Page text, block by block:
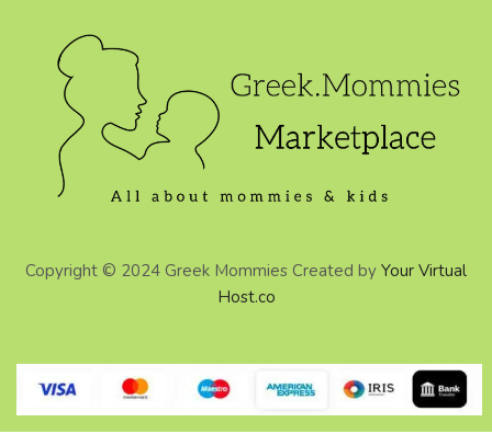
Copyright © 2024 Greek Mommies Created by Your Virtual
Host.co